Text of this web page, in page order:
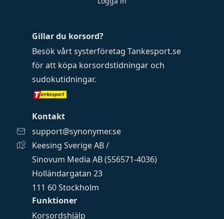
Funktioner
Korsordshjälp
Gillar du korsord?
Besök vårt systerföretag Tankesport.se
för att köpa korsordstidningar och
sudokutidningar.
Kontakt
support@synonymer.se
Keesing Sverige AB /
Sinovum Media AB (556571-4036)
Holländargatan 23
111 60 Stockholm